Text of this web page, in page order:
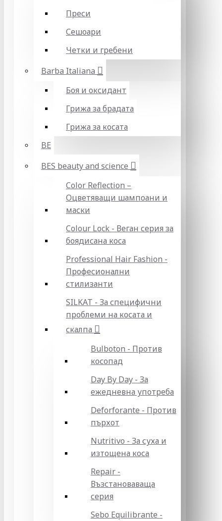
Преси
Сешоари
Четки и гребени
Barba Italiana
Боя и оксидант
Грижа за брадата
Грижа за косата
BE
BES beauty and science
Color Reflection –
Оцветяващи шампоани и
маски
Colour Lock - Веган серия за
боядисана коса
Professional Hair Fashion -
Професионални
стилизанти
SILKAT - За специфични
проблеми на косата и
скалпа
Bulboton - Против
косопад
Day By Day - За
ежедневна употреба
Deforforante - Против
пърхот
Nutritivo - За суха и
изтощена коса
Repair -
Възстановаваща
серия
Sebo Equilibrante -